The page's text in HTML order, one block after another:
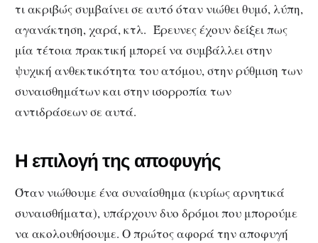
τι ακριβώς συμβαίνει σε αυτό όταν νιώθει θυμό, λύπη,
αγανάκτηση, χαρά, κτλ. Έρευνες έχουν δείξει πως
μία τέτοια πρακτική μπορεί να συμβάλλει στην
ψυχική ανθεκτικότητα του ατόμου, στην ρύθμιση των
συναισθημάτων και στην ισορροπία των
αντιδράσεων σε αυτά.
Η επιλογή της αποφυγής
Όταν νιώθουμε ένα συναίσθημα (κυρίως αρνητικά
συναισθήματα), υπάρχουν δυο δρόμοι που μπορούμε
να ακολουθήσουμε. Ο πρώτος αφορά την αποφυγή